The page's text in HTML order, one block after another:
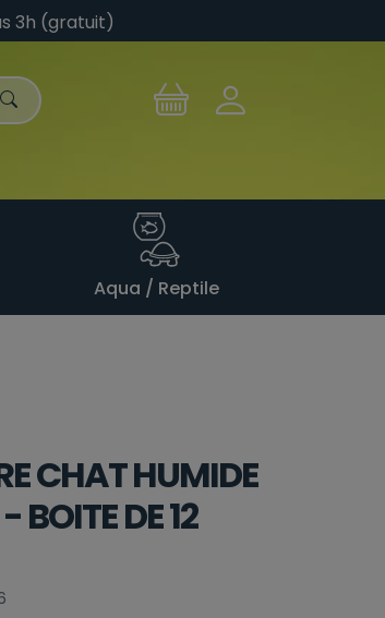
3h (gratuit)
Aqua / Reptile
CHAT HUMIDE
BOITE DE 12